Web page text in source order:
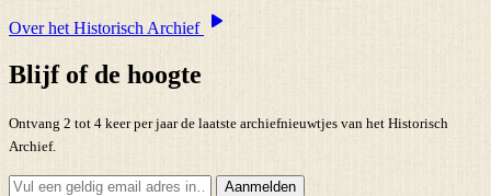
Over het Historisch Archief
Blijf of de hoogte
Ontvang 2 tot 4 keer per jaar de laatste archiefnieuwtjes van het Historisch
Archief.
Aanmelden